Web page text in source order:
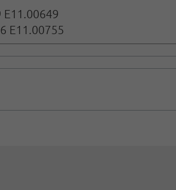
E11.00755